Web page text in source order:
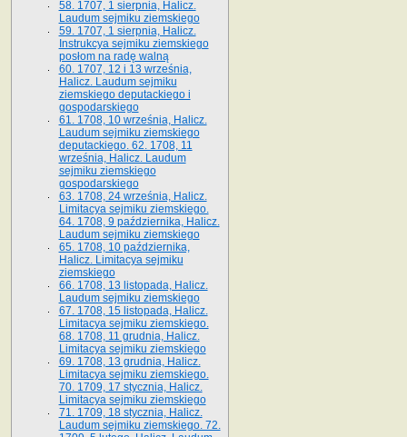
58. 1707, 1 sierpnia, Halicz.
Laudum sejmiku ziemskiego
59. 1707, 1 sierpnia, Halicz.
Instrukcya sejmiku ziemskiego
posłom na radę walną
60. 1707, 12 i 13 września,
Halicz. Laudum sejmiku
ziemskiego deputackiego i
gospodarskiego
61. 1708, 10 września, Halicz.
Laudum sejmiku ziemskiego
deputackiego. 62. 1708, 11
września, Halicz. Laudum
sejmiku ziemskiego
gospodarskiego
63. 1708, 24 września, Halicz.
Limitacya sejmiku ziemskiego.
64. 1708, 9 października, Halicz.
Laudum sejmiku ziemskiego
65­. 1708, 10 października,
Halicz. Limitacya sejmiku
ziemskiego
66. 1708, 13 listopada, Halicz.
Laudum sejmiku ziemskiego
67. 1708, 15 listopada, Halicz.
Limitacya sejmiku ziemskiego.
68. 1708, 11 grudnia, Halicz.
Limitacya sejmiku ziemskiego
69. 1708, 13 grudnia, Halicz.
Limitacya sejmiku ziemskiego.
70. 1709, 17 stycznia, Halicz.
Limitacya sejmiku ziemskiego
71. 1709, 18 stycznia, Halicz.
Laudum sejmiku ziemskiego. 72.